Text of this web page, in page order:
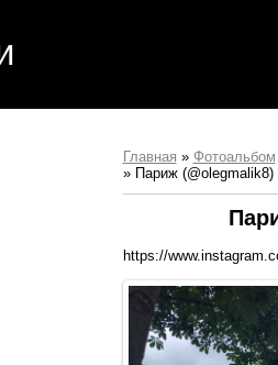
Главная » Фотоальбом
» Париж (@olegmalik8)
https://